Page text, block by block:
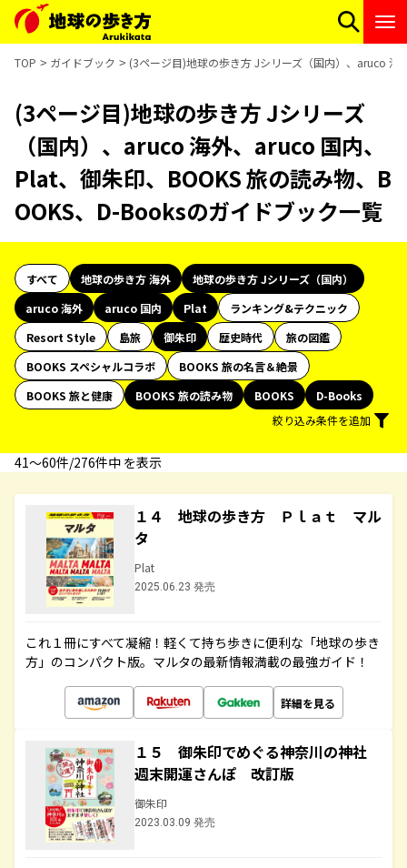
TOP ガイドブック (3ページ目)地球の歩き方 Jシリーズ（国内）、aruco
(3ページ目)地球の歩き方 Jシリーズ
（国内）、aruco 海外、aruco 国内、
Plat、御朱印、BOOKS 旅の読み物、B
OOKS、D-Booksのガイドブック一覧
すべて 地球の歩き方 海外
地球の歩き方 Jシリーズ（国内）
aruco 海外
aruco 国内 Plat
ランキング&テクニック
Resort Style
島旅 御朱印 歴史時代
旅の図鑑
BOOKS スペシャルコラボ
BOOKS 旅の名言＆絶景
BOOKS 旅と健康
BOOKS 旅の読み物 BOOKS
D-Books
絞り込み条件を追加
41〜60件/276件中 を表示
１４ 地球の歩き方 Ｐｌａｔ マル
タ
Plat
2025.06.23 発売
これ１冊にすべて凝縮！軽くて持ち歩きに便利な「地球の歩き
方」のコンパクト版。マルタの最新情報満載の最強ガイド！
詳細を見る
１５ 御朱印でめぐる神奈川の神社
週末開運さんぽ 改訂版
御朱印
2023.03.09 発売